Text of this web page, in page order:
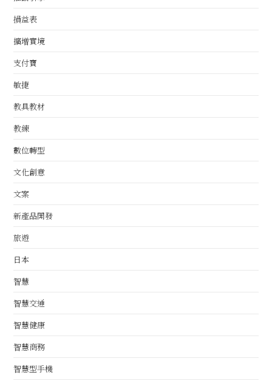
損益表
擴增實境
支付寶
敏捷
教具教材
教練
數位轉型
文化創意
文案
新產品開發
旅遊
日本
智慧
智慧交通
智慧健康
智慧商務
智慧型手機